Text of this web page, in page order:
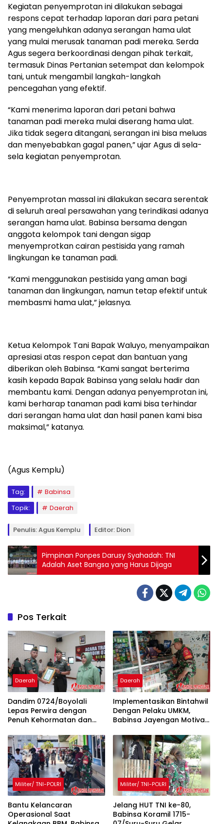
Kegiatan penyemprotan ini dilakukan sebagai
respons cepat terhadap laporan dari para petani
yang mengeluhkan adanya serangan hama ulat
yang mulai merusak tanaman padi mereka. Serda
Agus segera berkoordinasi dengan pihak terkait,
termasuk Dinas Pertanian setempat dan kelompok
tani, untuk mengambil langkah-langkah
pencegahan yang efektif.
“Kami menerima laporan dari petani bahwa
tanaman padi mereka mulai diserang hama ulat.
Jika tidak segera ditangani, serangan ini bisa meluas
dan menyebabkan gagal panen,” ujar Agus di sela-
sela kegiatan penyemprotan.
Penyemprotan massal ini dilakukan secara serentak
di seluruh areal persawahan yang terindikasi adanya
serangan hama ulat. Babinsa bersama dengan
anggota kelompok tani dengan sigap
menyemprotkan cairan pestisida yang ramah
lingkungan ke tanaman padi.
“Kami menggunakan pestisida yang aman bagi
tanaman dan lingkungan, namun tetap efektif untuk
membasmi hama ulat,” jelasnya.
Ketua Kelompok Tani Bapak Waluyo, menyampaikan
apresiasi atas respon cepat dan bantuan yang
diberikan oleh Babinsa. “Kami sangat berterima
kasih kepada Bapak Babinsa yang selalu hadir dan
membantu kami. Dengan adanya penyemprotan ini,
kami berharap tanaman padi kami bisa terhindar
dari serangan hama ulat dan hasil panen kami bisa
maksimal,” katanya.
(Agus Kemplu)
Tag:
Babinsa
Topik:
Daerah
Penulis: Agus Kemplu Editor: Dion
Pimpinan Ponpes Darusy Syahadah: TNI
Adalah Aset Bangsa yang Harus Dijaga
Pos Terkait
Daerah
Dandim 0724/Boyolali
Lepas Perwira dengan
Penuh Kehormatan dan
Daerah
Implementasikan Bintahwil
Dengan Pelaku UMKM,
Babinsa Jayengan Motivasi
Militer/ TNI-POLRI
Bantu Kelancaran
Operasional Saat
Militer/ TNI-POLRI
Jelang HUT TNI ke-80,
Babinsa Koramil 1715-